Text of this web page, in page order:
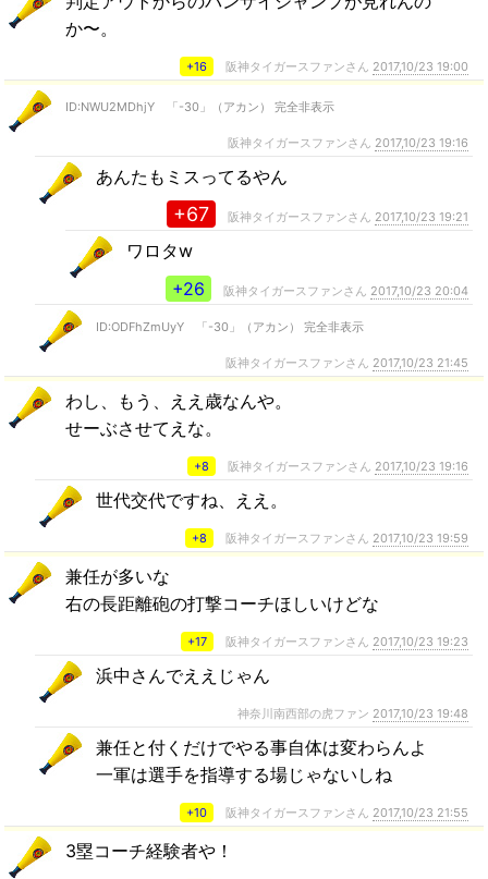
か〜。
+16 阪神タイガースファンさん 2017,10/23 19:00
ID:NWU2MDhjY 「-30」（アカン） 完全非表示
阪神タイガースファンさん 2017,10/23 19:16
あんたもミスってるやん
+67 阪神タイガースファンさん 2017,10/23 19:21
ワロタw
+26
阪神タイガースファンさん 2017,10/23 20:04
ID:ODFhZmUyY 「-30」（アカン） 完全非表示
阪神タイガースファンさん 2017,10/23 21:45
わし、もう、ええ歳なんや。
せーぶさせてえな。
+8 阪神タイガースファンさん 2017,10/23 19:16
世代交代ですね、ええ。
+8 阪神タイガースファンさん 2017,10/23 19:59
兼任が多いな
右の長距離砲の打撃コーチほしいけどな
+17 阪神タイガースファンさん 2017,10/23 19:23
浜中さんでええじゃん
神奈川南西部の虎ファン 2017,10/23 19:48
兼任と付くだけでやる事自体は変わらんよ
一軍は選手を指導する場じゃないしね
+10 阪神タイガースファンさん 2017,10/23 21:55
3塁コーチ経験者や！